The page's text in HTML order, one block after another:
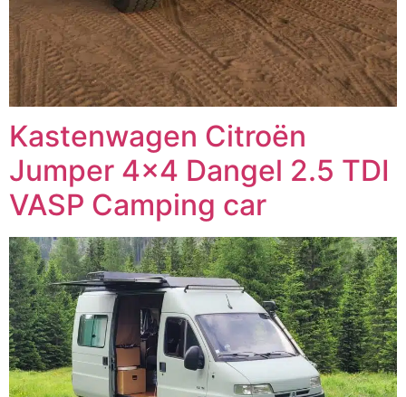
Kastenwagen Citroën
Jumper 4×4 Dangel 2.5 TDI
VASP Camping car